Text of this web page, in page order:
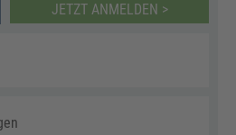
JETZT ANMELDEN >